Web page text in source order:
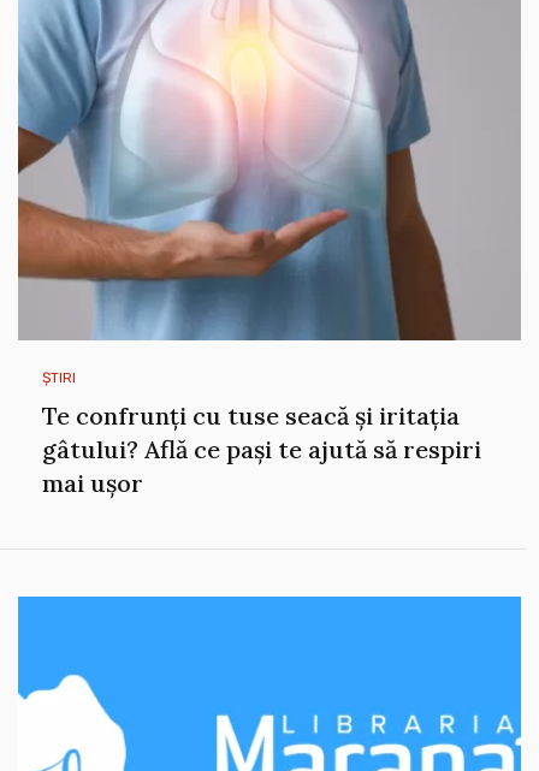
ȘTIRI
Te confrunți cu tuse seacă și iritația
gâtului? Află ce pași te ajută să respiri
mai ușor